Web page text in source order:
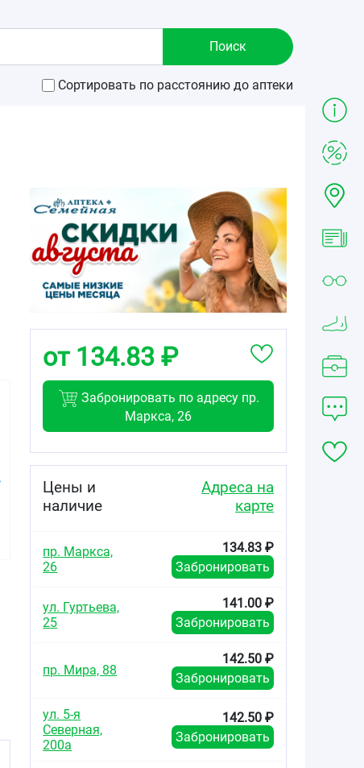
Сортировать по расстоянию до аптеки
от 134.83
Ксилен Актив
флакон 15г
от 134.83 ₽
Забронировать по адресу пр.
Маркса, 26
Цены и
наличие
Адреса на
карте
пр. Маркса,
26
134.83 ₽
Забронировать
ул. Гуртьева,
25
141.00 ₽
Забронировать
пр. Мира, 88
142.50 ₽
Забронировать
ул. 5-я
Северная,
200а
142.50 ₽
Забронировать